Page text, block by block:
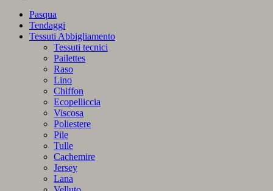
Pasqua
Tendaggi
Tessuti Abbigliamento
Tessuti tecnici
Pailettes
Raso
Lino
Chiffon
Ecopelliccia
Viscosa
Poliestere
Pile
Tulle
Cachemire
Jersey
Lana